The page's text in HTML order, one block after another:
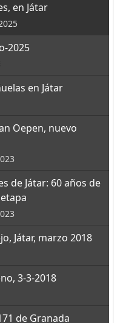
en Játar
2025
en Játar
Oepen, nuevo
de Játar: 60 años de
Játar, marzo 2018
3-3-2018
de Granada